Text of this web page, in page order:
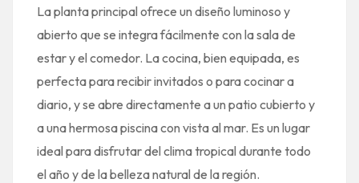
La planta principal ofrece un diseño luminoso y
abierto que se integra fácilmente con la sala de
estar y el comedor. La cocina, bien equipada, es
perfecta para recibir invitados o para cocinar a
diario, y se abre directamente a un patio cubierto y
a una hermosa piscina con vista al mar. Es un lugar
ideal para disfrutar del clima tropical durante todo
el año y de la belleza natural de la región.